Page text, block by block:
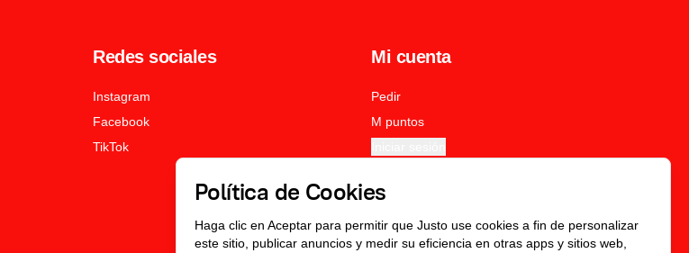
Redes sociales
Instagram
Facebook
TikTok
Mi cuenta
Pedir
M puntos
Política de Cookies
Haga clic en Aceptar para permitir que Justo use cookies a fin de personalizar
este sitio, publicar anuncios y medir su eficiencia en otras apps y sitios web,